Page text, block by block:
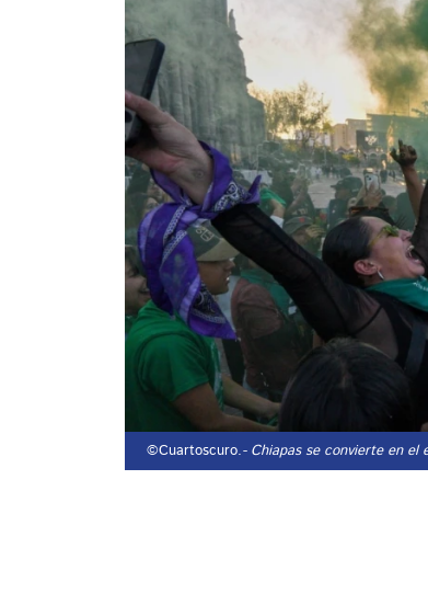
©Cuartoscuro.- Chiapas se convierte en el